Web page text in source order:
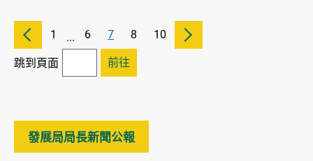
1 ... 6 7 8 10
跳到頁面 前往
發展局局長新聞公報